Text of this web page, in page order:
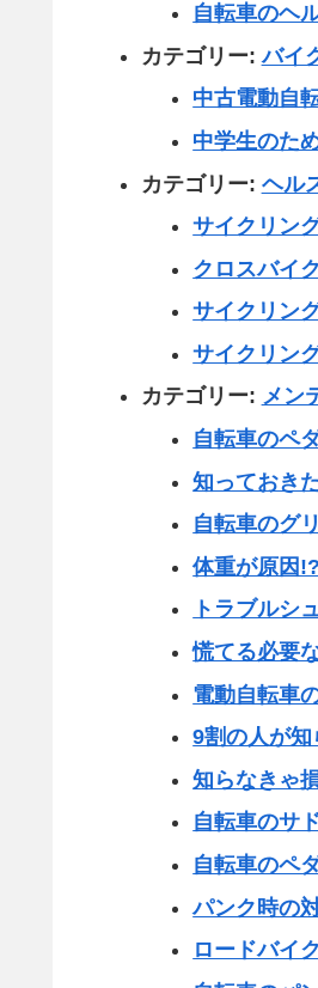
自転車のヘ
カテゴリー:バイ
中古電動自
中学生のた
カテゴリー: ヘル
サイクリン
クロスバイ
サイクリン
サイクリン
カテゴリー: メン
自転車のペ
知っておき
自転車のグ
体重が原因
トラブルシ
慌てる必要
電動自転車
9割の人が
知らなきゃ
自転車のサ
自転車のペ
パンク時の
ロードバイ